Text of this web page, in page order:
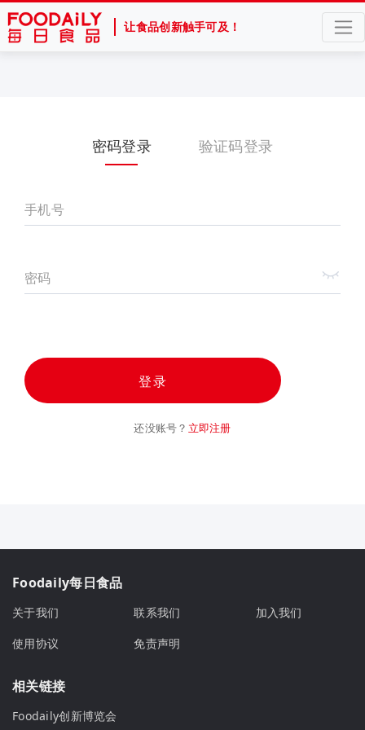
让食品创新触手可及！
密码登录 验证码登录
手机号
密码
登录
还没账号？ 立即注册
Foodaily每日食品
关于我们 联系我们
加入我们
使用协议
免责声明
相关链接
Foodaily创新博览会